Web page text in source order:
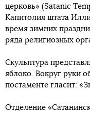
церковь» (Satanic
Капитолия штата
время зимних
ряда религиозных
Скульптура
яблоко. Вокруг руки
постаменте гласит:
Отделение